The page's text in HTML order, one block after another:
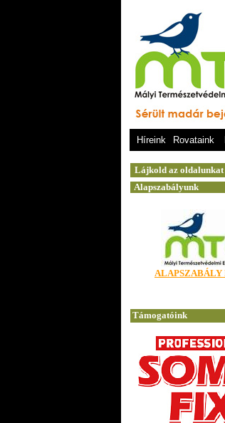
Híreink Rovataink